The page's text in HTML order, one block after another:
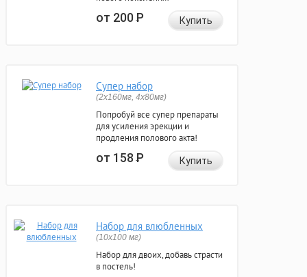
от 200Р Купить
Супер набор
(2х160мг, 4х80мг)
Попробуй все супер препараты
для усиления эрекции и
продления полового акта!
от 158Р Купить
Набор для влюбленных
(10х100 мг)
Набор для двоих, добавь страсти
в постель!